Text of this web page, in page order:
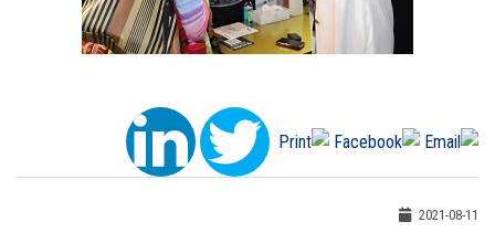
2021-08-11